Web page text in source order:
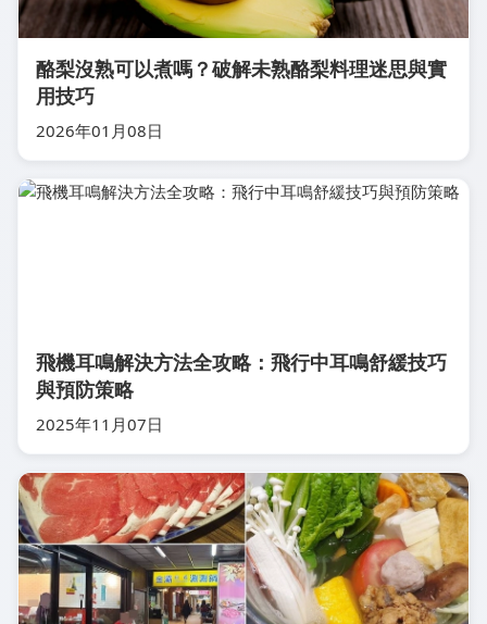
酪梨沒熟可以煮嗎？破解未熟酪梨料理迷思與實
用技巧
2026年01月08日
飛機耳鳴解決方法全攻略：飛行中耳鳴舒緩技巧
與預防策略
2025年11月07日